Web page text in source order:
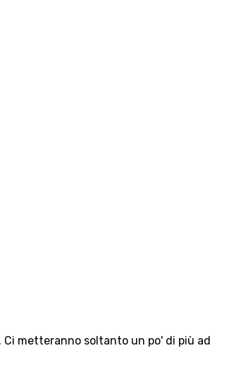
metteranno soltanto un po' di più ad